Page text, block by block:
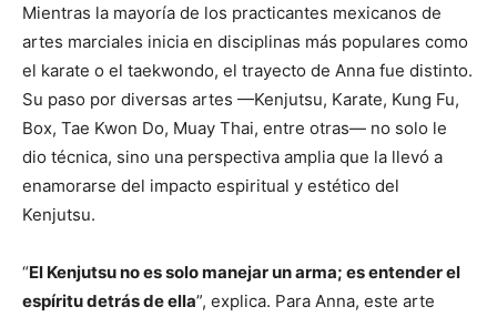
Mientras la mayoría de los practicantes mexicanos de
artes marciales inicia en disciplinas más populares como
el karate o el taekwondo, el trayecto de Anna fue distinto.
Su paso por diversas artes —Kenjutsu, Karate, Kung Fu,
Box, Tae Kwon Do, Muay Thai, entre otras— no solo le
dio técnica, sino una perspectiva amplia que la llevó a
enamorarse del impacto espiritual y estético del
Kenjutsu.
“El Kenjutsu no es solo manejar un arma; es entender el
espíritu detrás de ella”, explica. Para Anna, este arte